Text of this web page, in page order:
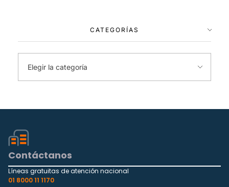
CATEGORÍAS
Contáctanos
Líneas gratuitas de atención nacional
01 8000 11 1170